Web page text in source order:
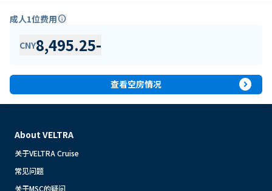
成人1位费用info
CNY8,495.25-
查看空房情况 expand_circle_right
About VELTRA
关于VELTRA Cruise
常见问题
关于MSC的疑问